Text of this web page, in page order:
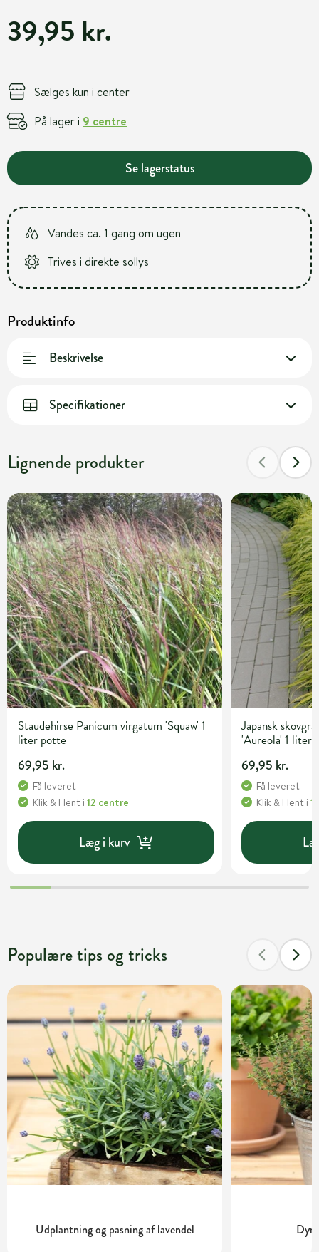
39,95 kr.
Sælges kun i center
På lager i 9 centre
Se lagerstatus
Vandes ca. 1 gang om ugen
Trives i direkte sollys
Produktinfo
Beskrivelse
Specifikationer
Lignende produkter
Staudehirse Panicum virgatum 'Squaw' 1
liter potte
69,95 kr.
Få leveret
Klik & Hent i 12 centre
Læg i kurv
Japansk
'Aureola' 1 liter
69,95 kr.
Få leveret
Klik & Hent i
Populære tips og tricks
Udplantning og pasning af lavendel